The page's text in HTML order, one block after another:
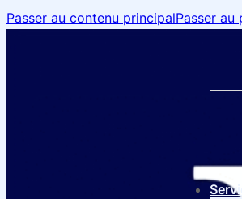
Passer au contenu principalPasser au